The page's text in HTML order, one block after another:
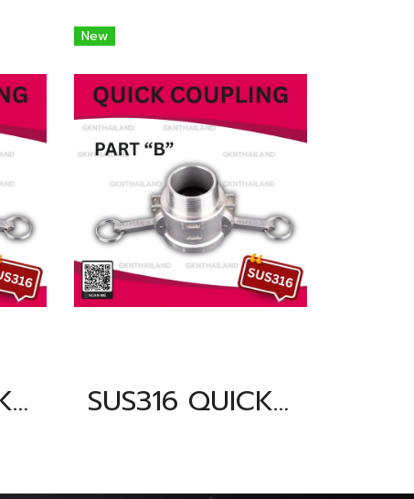
SUS316 QUICK COUPLING PART "B" SIZE : 1.1/4"(BSPT, NPT)
New
SUS316 QUICK COUPLING PART "B" SIZE : 1"(BSPT, NPT)